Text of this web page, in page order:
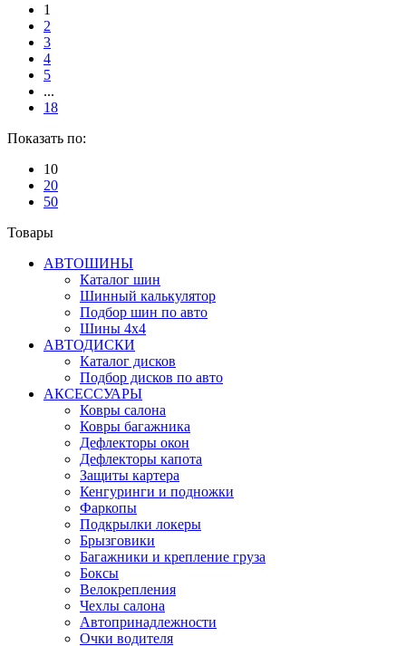
1
2
3
4
5
...
18
Показать по:
10
20
50
Товары
АВТОШИНЫ
Каталог шин
Шинный калькулятор
Подбор шин по авто
Шины 4x4
АВТОДИСКИ
Каталог дисков
Подбор дисков по авто
АКСЕССУАРЫ
Ковры салона
Ковры багажника
Дефлекторы окон
Дефлекторы капота
Защиты картера
Кенгуринги и подножки
Фаркопы
Подкрылки локеры
Брызговики
Багажники и крепление груза
Боксы
Велокрепления
Чехлы салона
Автопринадлежности
Очки водителя